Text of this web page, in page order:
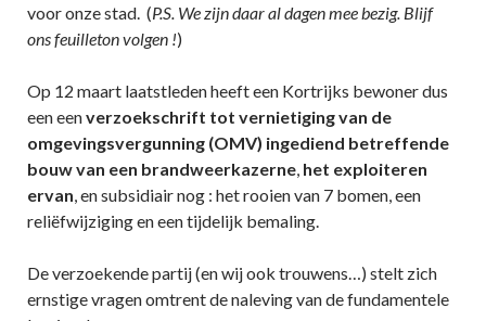
voor onze stad. (P.S. We zijn daar al dagen mee bezig. Blijf
ons feuilleton volgen !)
Op 12 maart laatstleden heeft een Kortrijks bewoner dus
een eenverzoekschrift tot vernietiging van de
omgevingsvergunning (OMV) ingediend betreffende
bouw van een brandweerkazerne het exploiteren
ervan , en subsidiair nog : het rooien van 7 bomen, een
reliëfwijziging en een tijdelijk bemaling.
De verzoekende partij (en wij ook trouwens…) stelt zich
ernstige vragen omtrent de naleving van de fundamentele